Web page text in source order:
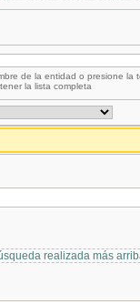
de la entidad o presione la
la lista completa
realizada más